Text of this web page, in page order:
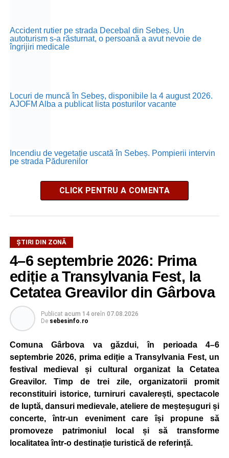
Accident rutier pe strada Decebal din Sebeș. Un
autoturism s-a răsturnat, o persoană a avut nevoie de
îngrijiri medicale
Locuri de muncă în Sebeș, disponibile la 4 august 2026.
AJOFM Alba a publicat lista posturilor vacante
Incendiu de vegetație uscată în Sebeș. Pompierii intervin
pe strada Pădurenilor
CLICK PENTRU A COMENTA
ȘTIRI DIN ZONĂ
4–6 septembrie 2026: Prima
ediție a Transylvania Fest, la
Cetatea Greavilor din Gârbova
Publicat acum 14 oreîn 07.08.2026
De sebesinfo.ro
Comuna Gârbova va găzdui, în perioada 4–6
septembrie 2026, prima ediție a Transylvania Fest, un
festival medieval și cultural organizat la Cetatea
Greavilor. Timp de trei zile, organizatorii promit
reconstituiri istorice, turniruri cavalerești, spectacole
de luptă, dansuri medievale, ateliere de meșteșuguri și
concerte, într-un eveniment care își propune să
promoveze patrimoniul local și să transforme
localitatea într-o destinație turistică de referință.